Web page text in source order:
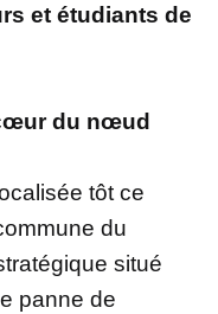
et étudiants de
du nœud
tôt ce
du
situé
panne de